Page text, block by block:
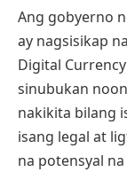
Ang gobyerno
ay nagsisikap
Digital
sinubukan
nakikita bilang
isang legal at
na potensyal